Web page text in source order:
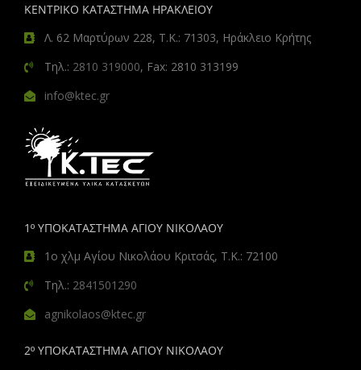
ΚΕΝΤΡΙΚΟ ΚΑΤΑΣΤΗΜΑ ΗΡΑΚΛΕΙΟΥ
Λ. 62 Μαρτύρων 228, Τ.Κ.: 71303, Ηράκλειο Κρήτης
Τηλ.: 2810 319000, Fax: 2810 313199
info@ktec.gr
1º ΥΠΟΚΑΤΑΣΤΗΜΑ ΑΓΙΟΥ ΝΙΚΟΛΑΟΥ
1ο χλμ Αγίου Νικολάου Κριτσάς, Τ.Κ.: 72100
Τηλ.: 2841501290
agnikolaos@ktec.gr
2º ΥΠΟΚΑΤΑΣΤΗΜΑ ΑΓΙΟΥ ΝΙΚΟΛΑΟΥ